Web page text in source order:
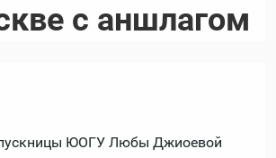
с аншлагом
ЮОГУ Любы Джиоевой